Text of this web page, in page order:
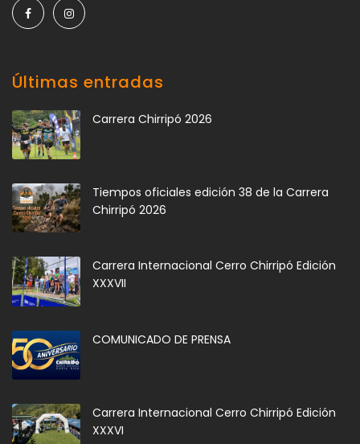
Últimas entradas
Carrera Chirripó 2026
Tiempos oficiales edición 38 de la Carrera
Chirripó 2026
Carrera Internacional Cerro Chirripó Edición
XXXVII
COMUNICADO DE PRENSA
Carrera Internacional Cerro Chirripó Edición
XXXVI